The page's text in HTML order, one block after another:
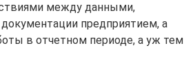
между данными,
предприятием, а
в отчетном периоде, а уж тем